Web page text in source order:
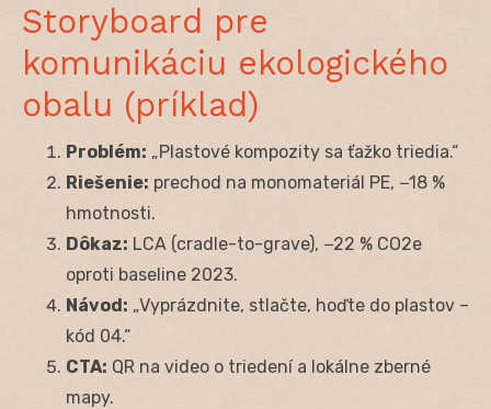
Storyboard pre
komunikáciu ekologického
obalu (príklad)
Problém: „Plastové kompozity sa ťažko triedia.“
Riešenie: prechod na monomateriál PE, −18 %
hmotnosti.
Dôkaz: LCA (cradle-to-grave), −22 % CO2e
oproti baseline 2023.
Návod: „Vyprázdnite, stlačte, hoďte do plastov –
kód 04.“
CTA: QR na video o triedení a lokálne zberné
mapy.